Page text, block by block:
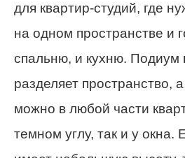
для квартир-студий, где
на одном пространстве и
спальню, и кухню. Подиум
разделяет пространство,
можно в любой части
темном углу, так и у окна.